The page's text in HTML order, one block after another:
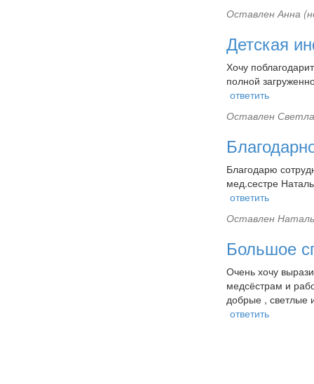
ОставленАнна
Детская
Хочу
полной
ответить
Оставлен
Благодарю
мед.сестре
ответить
Оставлен
Большое
Очень хочу
медсёстрам и
добрые , светлые
ответить